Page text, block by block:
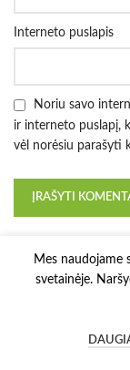
Interneto puslapis
Noriu savo
ir interneto puslapį,
vėl norėsiu parašyti
Mes naudojame
svetainėje.